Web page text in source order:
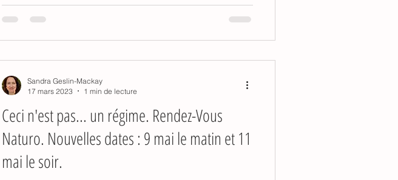
Ceci n'est pas... un régime. Rendez-Vous
Naturo. Nouvelles dates : 9 mai le matin et 11
mai le soir.
Sandra Geslin-Mackay
17 mars 2023
1 min de lecture